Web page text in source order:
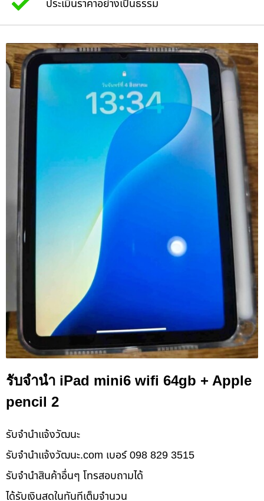
ประเมินราคาอย่างเป็นธรรม
รับจำนำ iPad mini6 wifi 64gb + Apple
pencil 2
รับจํานําแจ้งวัฒนะ
รับจํานําแจ้งวัฒนะ.com เบอร์ 098 829 3515
รับจำนำสินค้าอื่นๆ โทรสอบถามได้
ได้รับเงินสดในทันทีเต็มจำนวน